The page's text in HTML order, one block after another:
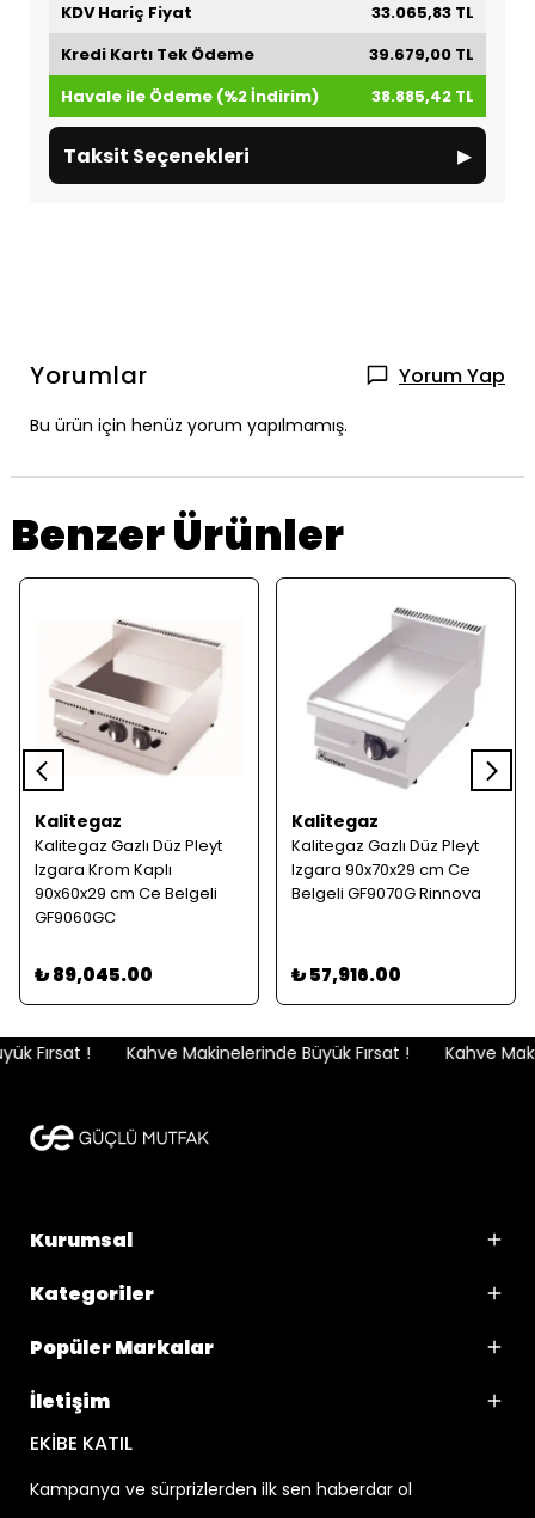
KDV Hariç Fiyat
33.065,83 TL
Kredi Kartı Tek Ödeme
39.679,00 TL
Havale ile Ödeme (%2 İndirim)
38.885,42 TL
Taksit Seçenekleri ▸
Yorumlar Yorum Yap
Bu ürün için henüz yorum yapılmamış.
Benzer Ürünler
Kalitegaz
Kalitegaz Gazlı Düz Pleyt
Izgara Krom Kaplı
90x60x29 cm Ce Belgeli
GF9060GC
₺ 89,045.00
Kalitegaz
Kalitegaz Gazlı Düz Pleyt
Izgara 90x70x29 cm Ce
Belgeli GF9070G Rinnova
₺ 57,916.00
Fırsat ! Kahve Makinelerinde Büyük Fırsat ! Kahve
Kurumsal
Kategoriler
Popüler Markalar
İletişim
EKİBE KATIL
Kampanya ve sürprizlerden ilk sen haberdar ol